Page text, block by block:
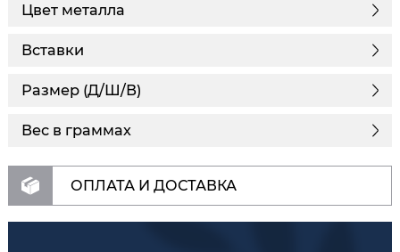
Цвет металла
Вставки
Размер (Д/Ш/В)
Вес в граммах
ОПЛАТА И ДОСТАВКА